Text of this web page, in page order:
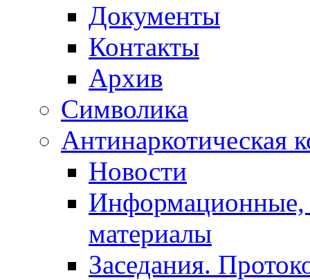
Документы
Контакты
Архив
Символика
Антинаркотическая
Новости
Информационные,
материалы
Заседания.